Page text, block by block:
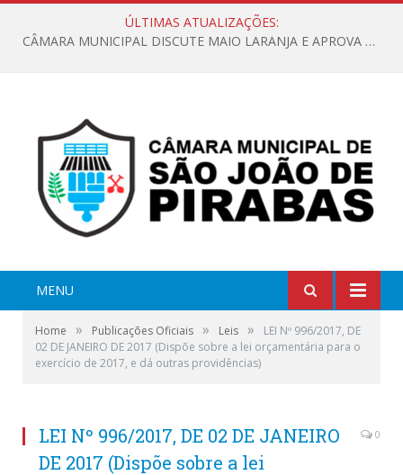
ÚLTIMAS ATUALIZAÇÕES:
CÂMARA MUNICIPAL DISCUTE MAIO LARANJA E APROVA REQUERIMENTO SOBRE SINALIZAÇÃO URBANA
MENU
Home » Publicações Oficiais » Leis »
LEI Nº 996/2017, DE
02 DE JANEIRO DE 2017 (Dispõe sobre a lei orçamentária para o
exercício de 2017, e dá outras providências)
LEI Nº 996/2017, DE 02 DE JANEIRO
DE 2017 (Dispõe sobre a lei
0